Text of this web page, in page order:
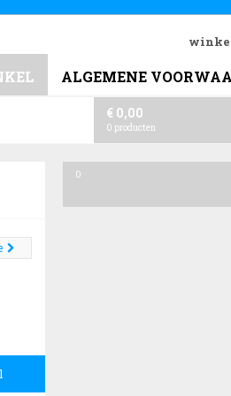
ALGEMENE
€ 0,00
0 producten
0